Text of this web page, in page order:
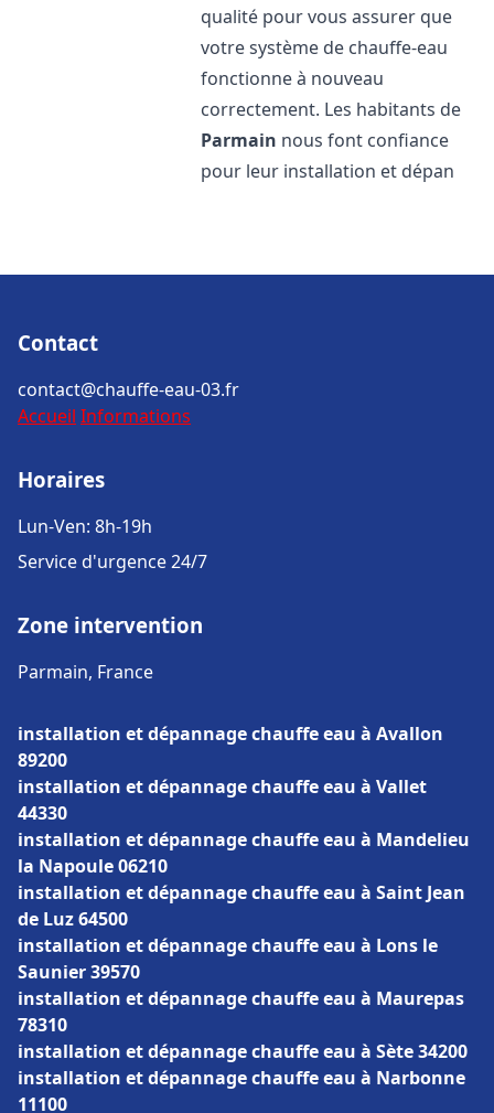
qualité pour vous assurer que
votre système de chauffe-eau
fonctionne à nouveau
correctement. Les habitants de
Parmain nous font confiance
pour leur installation et dépan
Contact
contact@chauffe-eau-03.fr
Accueil Informations
Horaires
Lun-Ven: 8h-19h
Service d'urgence 24/7
Zone intervention
Parmain, France
installation et dépannage chauffe eau à Avallon
89200
installation et dépannage chauffe eau à Vallet
44330
installation et dépannage chauffe eau à Mandelieu
la Napoule 06210
installation et dépannage chauffe eau à Saint Jean
de Luz 64500
installation et dépannage chauffe eau à Lons le
Saunier 39570
installation et dépannage chauffe eau à Maurepas
78310
installation et dépannage chauffe eau à Sète 34200
installation et dépannage chauffe eau à Narbonne
11100